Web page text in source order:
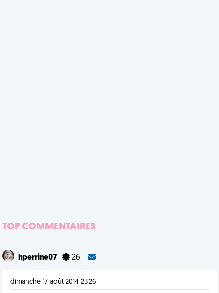
TOP COMMENTAIRES
hperrine07 26
dimanche 17 août 2014 23:26